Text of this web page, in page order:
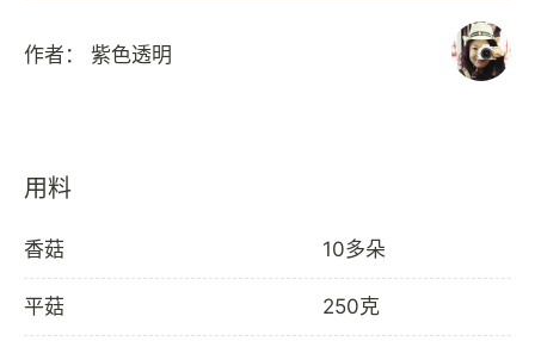
作者： 紫色透明
用料
香菇 10多朵
平菇 250克